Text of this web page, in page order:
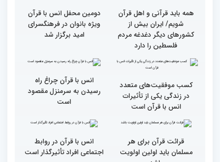
جزئیات سومین روز رقابت
بخش برادران مسابقات
بین‌المللی قرآن کریم
فرآیند اجرایی و فنی
همه بخش‌های ستاد اجرایی
در مسیر توسعه علم
همه باید قرآنی و اهل قرآن
کشورهای دیگر دغدغه مردم
فلسطین را دارد
دومین محفل انس با قرآن
امید برگزار شد